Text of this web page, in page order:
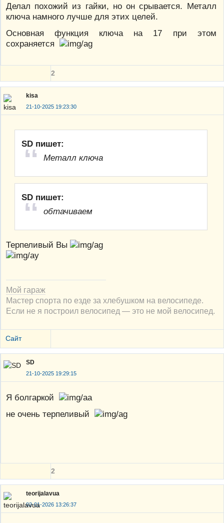
Делал похожий из гайки, но он срывается. Металл
ключа намного лучше для этих целей.
Основная функция ключа на 17 при этом
сохраняется
2
kisa
21-10-2025 19:23:30
SD пишет:
Металл ключа
SD пишет:
обтачиваем
Терпеливый Вы
Мой гараж
Мастер спорта по езде за хлебушком на велосипеде.
Если не я построил велосипед — это не мой велосипед.
Сайт
SD
21-10-2025 19:29:15
Я болгаркой
не очень терпеливый
2
teorijalavua
02-01-2026 13:26:37